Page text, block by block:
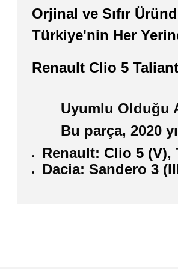
Orjinal ve Sıfır
Türkiye'nin Her
Renault Clio 5
Uyumlu Olduğu
Bu parça, 2020
Renault: Clio 5 (V),
Dacia: Sandero 3